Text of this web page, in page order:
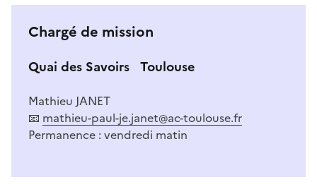
Chargé de mission
Quai des Savoirs Toulouse
Mathieu JANET
📧 mathieu-paul-je.janet@ac-toulouse.fr
Permanence : vendredi matin